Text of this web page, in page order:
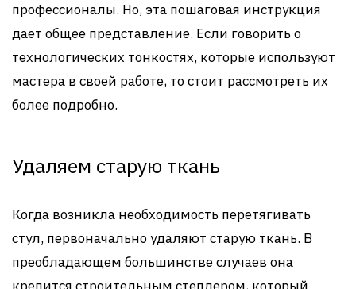
профессионалы. Но, эта пошаговая инструкция
дает общее представление. Если говорить о
технологических тонкостях, которые используют
мастера в своей работе, то стоит рассмотреть их
более подробно.
Удаляем старую ткань
Когда возникла необходимость перетягивать
стул, первоначально удаляют старую ткань. В
преобладающем большинстве случаев она